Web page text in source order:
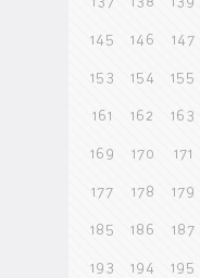
145 146 147
153 154 155
161 162 163
169 170 171
177 178 179
185 186 187
193 194 195